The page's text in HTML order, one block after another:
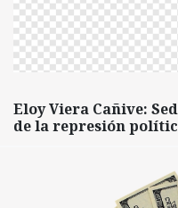
Eloy Viera Cañive:
de la represión